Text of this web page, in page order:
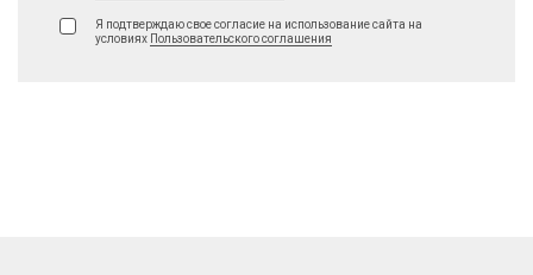
Я подтверждаю свое согласие на использование сайта на
условиях Пользовательского соглашения